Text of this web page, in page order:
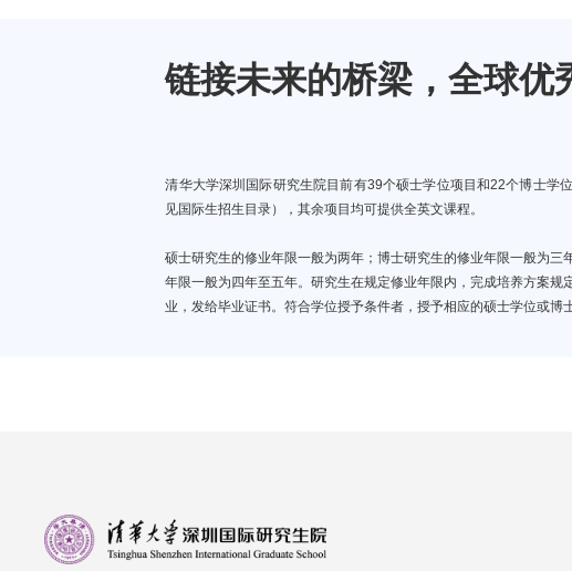
链接未来的桥梁，全球优
清华大学深圳国际研究生院目前有39个硕士学位项目和22个博士学
见国际生招生目录），其余项目均可提供全英文课程。
硕士研究生的修业年限一般为两年；博士研究生的修业年限一般为
年限一般为四年至五年。研究生在规定修业年限内，完成培养方案
业，发给毕业证书。符合学位授予条件者，授予相应的硕士学位或博